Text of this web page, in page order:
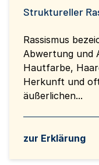
Struktureller
Rassismus
Abwertung und
Hautfarbe,
Herkunft und
äußerlichen...
zur Erklärung